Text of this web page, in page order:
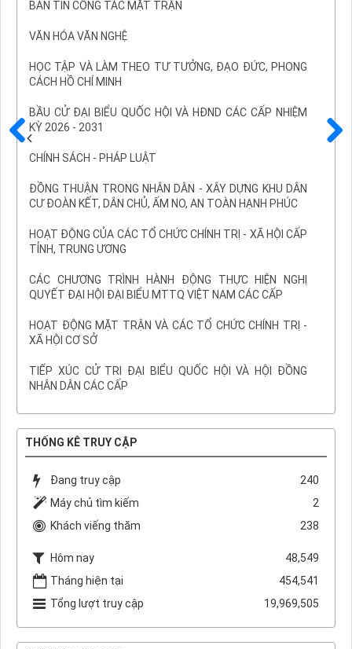
BẢN TIN CÔNG TÁC MẶT TRẬN
VĂN HÓA VĂN NGHỆ
HỌC TẬP VÀ LÀM THEO TƯ TƯỞNG, ĐẠO ĐỨC, PHONG
CÁCH HỒ CHÍ MINH
BẦU CỬ ĐẠI BIỂU QUỐC HỘI VÀ HĐND CÁC CẤP NHIỆM
KỲ 2026 - 2031
CHÍNH SÁCH - PHÁP LUẬT
ĐỒNG THUẬN TRONG NHÂN DÂN - XÂY DỰNG KHU DÂN
CƯ ĐOÀN KẾT, DÂN CHỦ, ẤM NO, AN TOÀN HẠNH PHÚC
HOẠT ĐỘNG CỦA CÁC TỔ CHỨC CHÍNH TRỊ - XÃ HỘI CẤP
TỈNH, TRUNG ƯƠNG
CÁC CHƯƠNG TRÌNH HÀNH ĐỘNG THỰC HIỆN NGHỊ
QUYẾT ĐẠI HỘI ĐẠI BIỂU MTTQ VIỆT NAM CÁC CẤP
HOẠT ĐỘNG MẶT TRẬN VÀ CÁC TỔ CHỨC CHÍNH TRỊ -
XÃ HỘI CƠ SỞ
TIẾP XÚC CỬ TRI ĐẠI BIỂU QUỐC HỘI VÀ HỘI ĐỒNG
NHÂN DÂN CÁC CẤP
THỐNG KÊ TRUY CẬP
Đang truy cập
240
Máy chủ tìm kiếm
2
Khách viếng thăm
238
Hôm nay
48,549
Tháng hiện tại
454,541
Tổng lượt truy cập
19,969,505
Trước